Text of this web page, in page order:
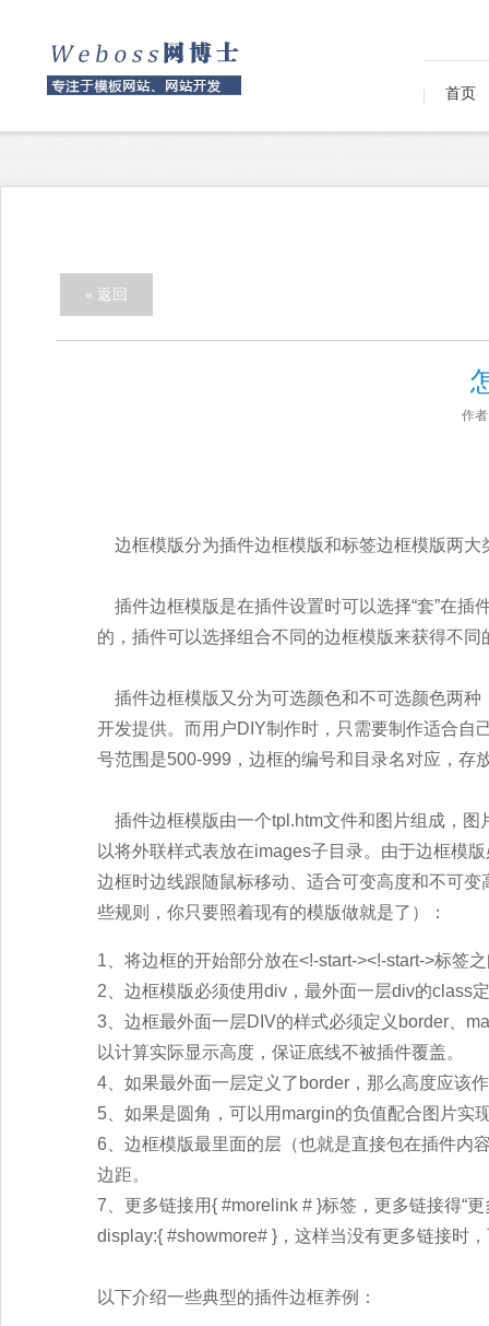
首页
« 返回
作
边框模版分为插件边框模版和标签边框模版两大
插件边框模版是在插件设置时可以选择“套”在插
的，插件可以选择组合不同的边框模版来获得不同
插件边框模版又分为可选颜色和不可选颜色两种
开发提供。而用户DIY制作时，只需要制作适合自
号范围是500-999，边框的编号和目录名对应，存
插件边框模版由一个tpl.htm文件和图片组成，图
以将外联样式表放在images子目录。由于边框模
边框时边线跟随鼠标移动、适合可变高度和不可
些规则，你只要照着现有的模版做就是了）：
1、将边框的开始部分放在<!-start-><!-start->标签
2、边框模版必须使用div，最外面一层div的class
3、边框最外面一层DIV的样式必须定义border、
以计算实际显示高度，保证底线不被插件覆盖。
4、如果最外面一层定义了border，那么高度应该
5、如果是圆角，可以用margin的负值配合图片实
6、边框模版最里面的层（也就是直接包在插件内
边距。
7、更多链接用{ #morelink # }标签，更多链接得“
display:{ #showmore# }，这样当没有更多链接时
以下介绍一些典型的插件边框养例：